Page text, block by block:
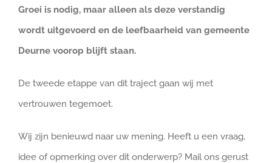
Groei is nodig, maar alleen als deze verstandig
wordt uitgevoerd en de leefbaarheid van gemeente
Deurne voorop blijft staan.
De tweede etappe van dit traject gaan wij met
vertrouwen tegemoet.
Wij zijn benieuwd naar uw mening. Heeft u een vraag,
idee of opmerking over dit onderwerp? Mail ons gerust